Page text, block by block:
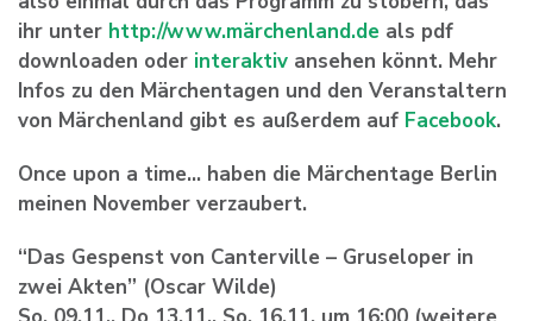
ihr unter http://www.märchenland.de als pdf
downloaden oder interaktiv ansehen könnt. Mehr
Infos zu den Märchentagen und den Veranstaltern
von Märchenland gibt es außerdem auf Facebook.
Once upon a time… haben die Märchentage Berlin
meinen November verzaubert.
“Das Gespenst von Canterville – Gruseloper in
zwei Akten” (Oscar Wilde)